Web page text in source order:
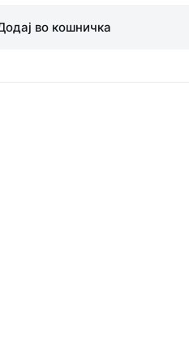
во кошничка